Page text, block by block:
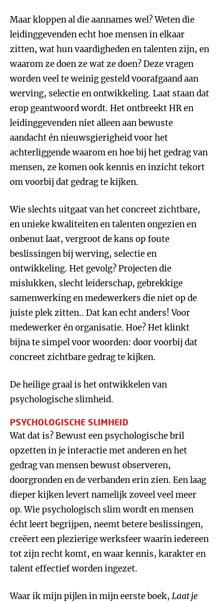
Maar kloppen al die aannames wel? Weten die
leidinggevenden echt hoe mensen in elkaar
zitten, wat hun vaardigheden en talenten zijn, en
waarom ze doen ze wat ze doen? Deze vragen
worden veel te weinig gesteld voorafgaand aan
werving, selectie en ontwikkeling. Laat staan dat
erop geantwoord wordt. Het ontbreekt HR en
leidinggevenden niet alleen aan bewuste
aandacht én nieuwsgierigheid voor het
achterliggende waarom en hoe bij het gedrag van
mensen, ze komen ook kennis en inzicht tekort
om voorbij dat gedrag te kijken.
Wie slechts uitgaat van het concreet zichtbare,
en unieke kwaliteiten en talenten ongezien en
onbenut laat, vergroot de kans op foute
beslissingen bij werving, selectie en
ontwikkeling. Het gevolg? Projecten die
mislukken, slecht leiderschap, gebrekkige
samenwerking en medewerkers die niet op de
juiste plek zitten.. Dat kan echt anders! Voor
medewerker én organisatie. Hoe? Het klinkt
bijna te simpel voor woorden: door voorbij dat
concreet zichtbare gedrag te kijken.
De heilige graal is het ontwikkelen van
psychologische slimheid.
PSYCHOLOGISCHE SLIMHEID
Wat dat is? Bewust een psychologische bril
opzetten in je interactie met anderen en het
gedrag van mensen bewust observeren,
doorgronden en de verbanden erin zien. Een laag
dieper kijken levert namelijk zoveel veel meer
op. Wie psychologisch slim wordt en mensen
écht leert begrijpen, neemt betere beslissingen,
creëert een plezierige werksfeer waarin iedereen
tot zijn recht komt, en waar kennis, karakter en
talent effectief worden ingezet.
Waar ik mijn pijlen in mijn eerste boek, Laat je